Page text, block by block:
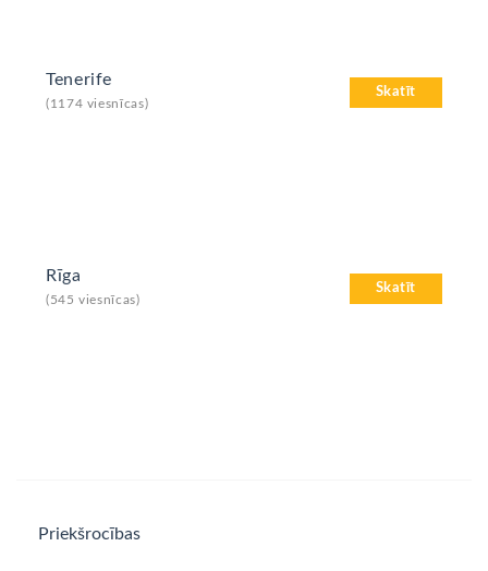
Skatīt
Tenerife
(1174 viesnīcas)
Skatīt
Rīga
(545 viesnīcas)
Priekšrocības